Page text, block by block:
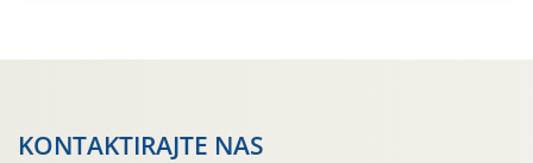
KONTAKTIRAJTE NAS